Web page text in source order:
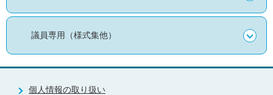
議員専用（様式集他）
個人情報の取り扱い